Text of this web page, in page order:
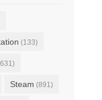
(133)
Steam (891)